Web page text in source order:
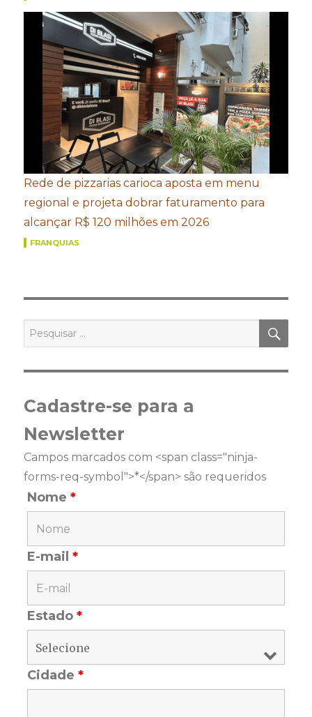
Rede de pizzarias carioca aposta em menu
regional e projeta dobrar faturamento para
alcançar R$ 120 milhões em 2026
FRANQUIAS
por:
Cadastre-se para a
Newsletter
Campos marcados com <span class="ninja-
forms-req-symbol">*</span> são requeridos
Nome*
E-mail*
Estado*
Cidade*